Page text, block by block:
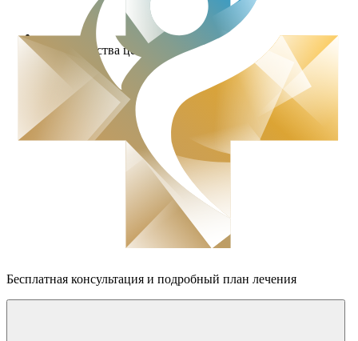
Преимущества центра
Бесплатная консультация и подробный план лечения